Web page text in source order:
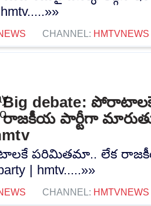
CHANNEL: HMTVNEWS
Big debate:
రాజకీయ పార్టీగా
పరిమితమా.. లేక
| hmtv.....»»
CHANNEL: HMTVNEWS